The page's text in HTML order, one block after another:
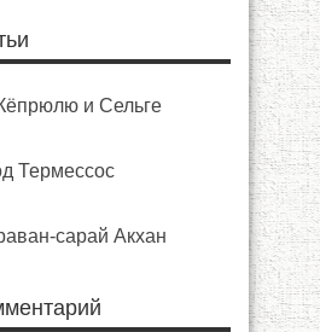
и Сельге
Термессос
сарай Акхан